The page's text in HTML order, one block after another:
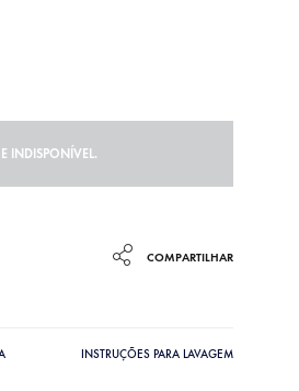
INDISPONÍVEL.
COMPARTILHAR
INSTRUÇÕES PARA LAVAGEM